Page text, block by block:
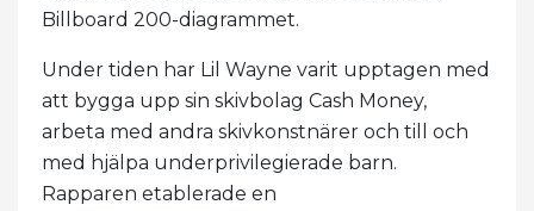
Billboard 200-diagrammet.
Under tiden har Lil Wayne varit upptagen med
att bygga upp sin skivbolag Cash Money,
arbeta med andra skivkonstnärer och till och
med hjälpa underprivilegierade barn.
Rapparen etablerade en